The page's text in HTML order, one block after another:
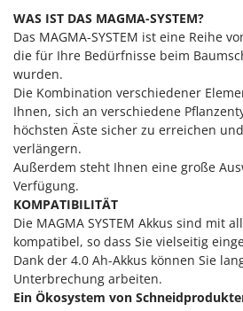
W
Wasserpumpen
Wasserpumpen für Traktoren
Wein- und Obstpressen
Wein- und Ölschichtenfilter
Weitere Produkte
Wiesenwalzen für Traktor
Wippsägen
Wurstfüller
Z
Zerstäuber
Zinkeneggen
Komo
L
Laica
Lampacrescia - MGM
Landxcape
LAR Casalinghi
Lavor
Linea VZ
Lisam
Lotusgrill
M
M.A.I.BO.
WAS IST DAS MAGMA-SYSTEM?
Das MAGMA-SYSTEM ist eine Reihe
die für Ihre Bedürfnisse beim
wurden.
Die Kombination verschiedener
Ihnen, sich an verschiedene
höchsten Äste sicher zu erreichen
verlängern.
Außerdem steht Ihnen eine große
Verfügung.
KOMPATIBILITÄT
Die MAGMA SYSTEM Akkus sind mit
kompatibel, so dass Sie vielseitig
Dank der 4.0 Ah-Akkus können Sie
Unterbrechung arbeiten.
Ein Ökosystem von